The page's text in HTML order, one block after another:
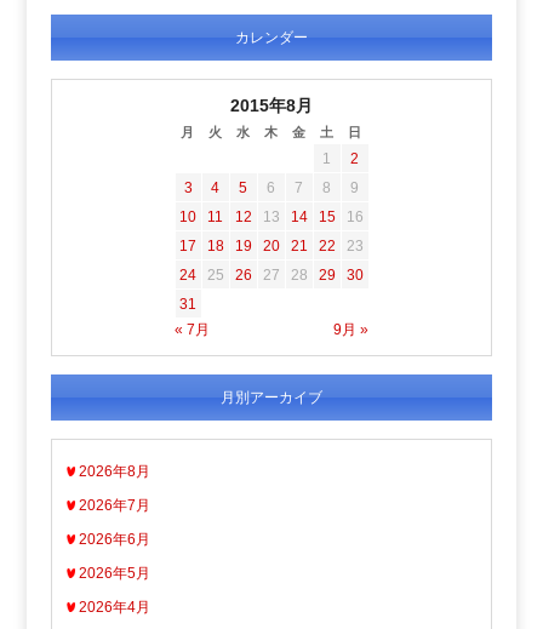
カレンダー
2015年8月
月 火 水 木 金 土 日
« 7月 9月 »
1
2
3
4 5 6 7 8
9
10
11 12 13 14 15
16
17
18 19 20 21 22
23
24
25 26 27 28 29
30
31
月別アーカイブ
2026年8月
2026年7月
2026年6月
2026年5月
2026年4月